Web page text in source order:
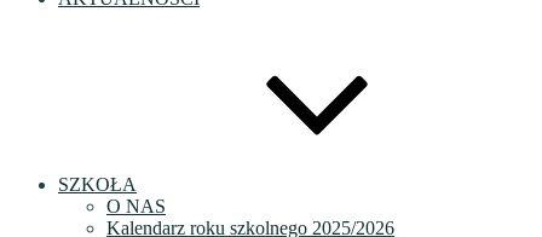
SZKOŁA
O NAS
Kalendarz roku szkolnego 2025/2026